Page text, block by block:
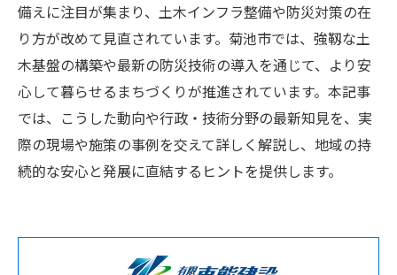
備えに注目が集まり、土木インフラ整備や防災対策の在
り方が改めて見直されています。菊池市では、強靱な土
木基盤の構築や最新の防災技術の導入を通じて、より安
心して暮らせるまちづくりが推進されています。本記事
では、こうした動向や行政・技術分野の最新知見を、実
際の現場や施策の事例を交えて詳しく解説し、地域の持
続的な安心と発展に直結するヒントを提供します。